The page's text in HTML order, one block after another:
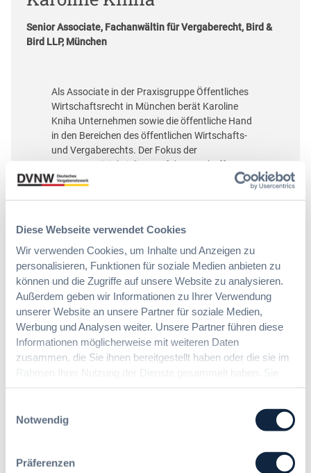
Diese Webseite verwendet Cookies
Wir verwenden Cookies, um Inhalte und Anzeigen zu
personalisieren, Funktionen für soziale Medien anbieten zu
können und die Zugriffe auf unsere Website zu analysieren.
Außerdem geben wir Informationen zu Ihrer Verwendung
unserer Website an unsere Partner für soziale Medien,
Werbung und Analysen weiter. Unsere Partner führen diese
Informationen möglicherweise mit weiteren Daten
zusammen, die Sie ihnen bereitgestellt haben oder die sie im
geben Einwilligung zu unseren Cookies, wenn Sie unsere
Notwendig
Präferenzen
Senior Associate, Fachanwältin für Vergaberecht, Bird &
Bird LLP, München
Als Associate in der Praxisgruppe Öffentliches
Wirtschaftsrecht in München berät Karoline
Kniha Unternehmen sowie die öffentliche Hand
in den Bereichen des öffentlichen Wirtschafts-
und Vergaberechts. Der Fokus der
Beratungstätigkeit liegt auf der Beschaffung
von Planungs- und Bauleistungen im Rahmen
Die nächsten Seminare:
11.11.2026
Die Beschaffung von Personal über einen
Personaldienstleister
DVNW Akademie